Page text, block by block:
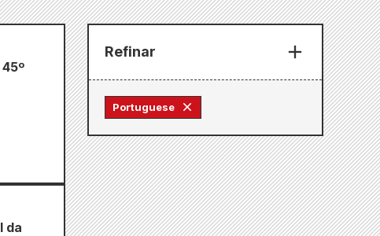
Refinar
Portuguese
da